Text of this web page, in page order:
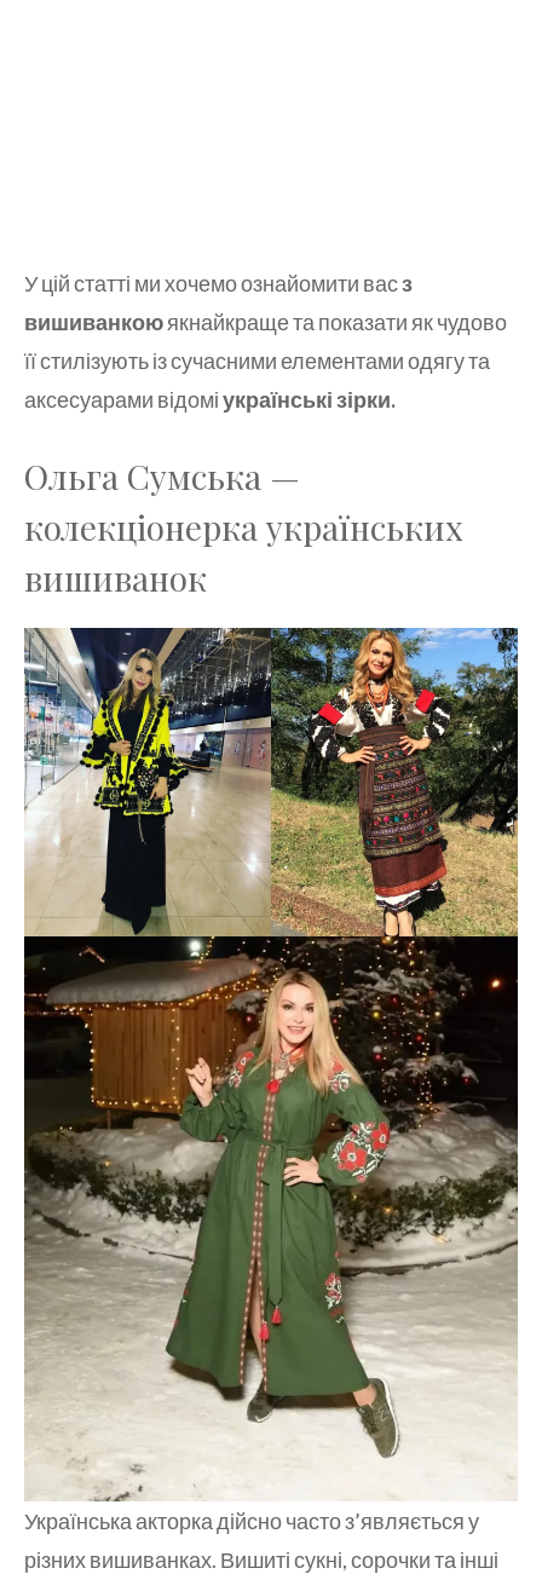
У цій статті ми хочемо ознайомити васз
вишиванкоюякнайкраще та показати як чудово
її стилізують із сучасними елементами одягу та
аксесуарами відоміукраїнські зірки.
Ольга Сумська —
колекціонерка українських
вишиванок
Українська акторка дійсно часто з’являється у
різних вишиванках. Вишиті сукні, сорочки та інші